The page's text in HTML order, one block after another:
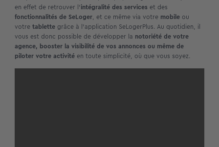
en effet de retrouver l’intégralité des services et des
fonctionnalités de SeLoger, et ce même via votre mobile ou
votre tablette grâce à l’application SeLogerPlus. Au quotidien, il
vous est donc possible de développer la notoriété de votre
agence, booster la visibilité de vos annonces ou même de
piloter votre activité en toute simplicité, où que vous soyez.